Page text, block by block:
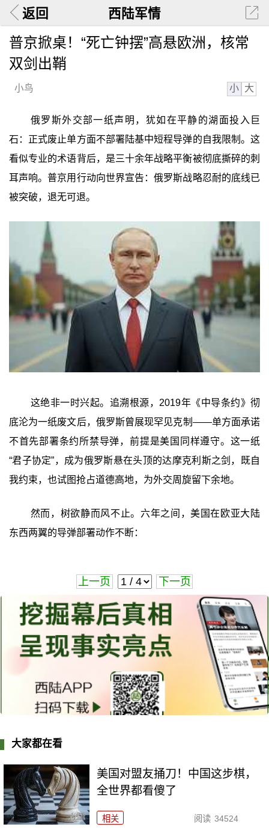
返回 西陆军情
普京掀桌！“死亡钟摆”高悬欧洲，核常
双剑出鞘
小鸟 小 大
俄罗斯外交部一纸声明，犹如在平静的湖面投入巨
石：正式废止单方面不部署陆基中短程导弹的自我限制。这
看似专业的术语背后，是三十余年战略平衡被彻底撕碎的刺
耳声响。普京用行动向世界宣告：俄罗斯战略忍耐的底线已
被突破，退无可退。
这绝非一时兴起。追溯根源，2019年《中导条约》彻
底沦为一纸废文后，俄罗斯曾展现罕见克制——单方面承诺
不首先部署条约所禁导弹，前提是美国同样遵守。这一纸
“君子协定”，成为俄罗斯悬在头顶的达摩克利斯之剑，既自
我约束，也试图抢占道德高地，为外交周旋留下余地。
然而，树欲静而风不止。六年之间，美国在欧亚大陆
东西两翼的导弹部署动作不断：
上一页 下一页
大家都在看
美国对盟友捅刀！中国这步棋，
全世界都看傻了
相关 阅读 34524